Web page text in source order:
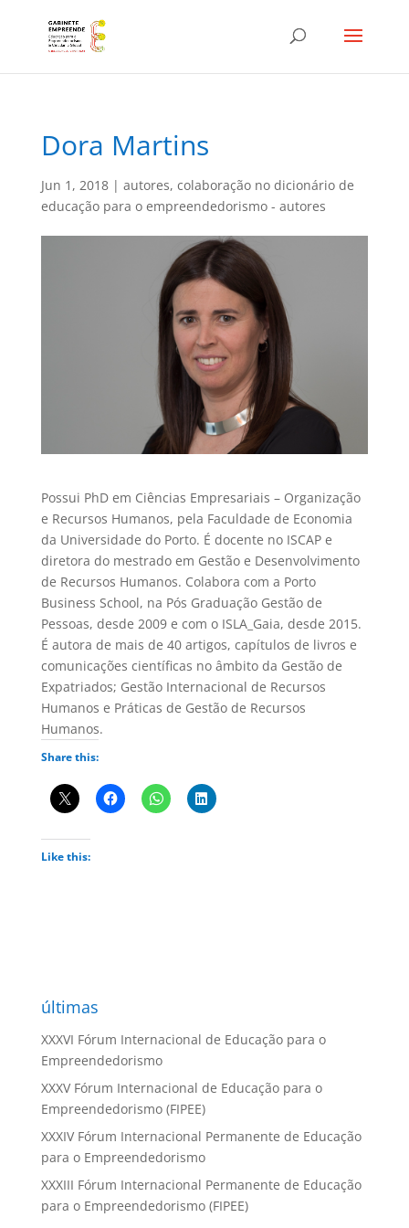
Dora Martins
Jun 1, 2018| autores, colaboração no dicionário de
educação para o empreendedorismo - autores
Possui PhD em Ciências Empresariais – Organização
e Recursos Humanos, pela Faculdade de Economia
da Universidade do Porto. É docente no ISCAP e
diretora do mestrado em Gestão e Desenvolvimento
de Recursos Humanos. Colabora com a Porto
Business School, na Pós Graduação Gestão de
Pessoas, desde 2009 e com o ISLA_Gaia, desde 2015.
É autora de mais de 40 artigos, capítulos de livros e
comunicações científicas no âmbito da Gestão de
Expatriados; Gestão Internacional de Recursos
Humanos e Práticas de Gestão de Recursos
Humanos.
Share this:
Like this:
últimas
XXXVI Fórum Internacional de Educação para o
Empreendedorismo
XXXV Fórum Internacional de Educação para o
Empreendedorismo (FIPEE)
XXXIV Fórum Internacional Permanente de Educação
para o Empreendedorismo
XXXIII Fórum Internacional Permanente de Educação
para o Empreendedorismo (FIPEE)